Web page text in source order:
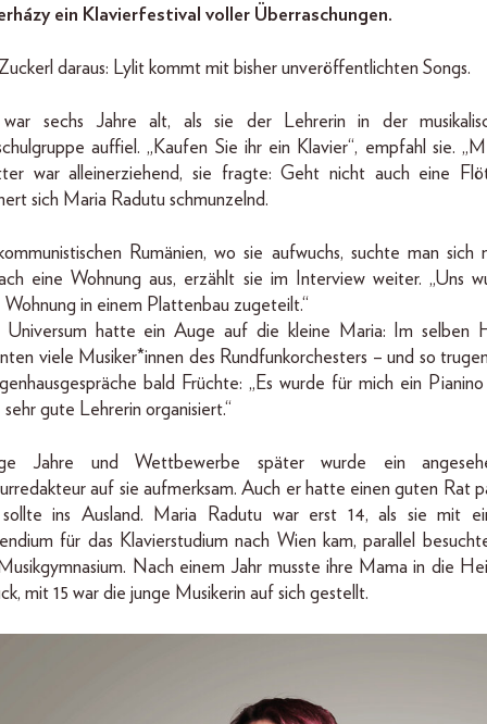
ein Klavierfestival voller Überraschungen.
daraus: Lylit kommt mit bisher unveröffentlichten Songs.
sechs Jahre alt, als sie der Lehrerin in der
auffiel. „Kaufen Sie ihr ein Klavier“, empfahl sie.
war alleinerziehend, sie fragte: Geht nicht auch eine
sich Maria Radutu schmunzelnd.
Rumänien, wo sie aufwuchs, suchte man sich
eine Wohnung aus, erzählt sie im Interview weiter. „Uns
Wohnung in einem Plattenbau zugeteilt.“
Universum hatte ein Auge auf die kleine Maria: Im selben
viele Musiker*innen des Rundfunk­orchesters – und so
bald Früchte: „Es wurde für mich ein
sehr gute Lehrerin organisiert.“
Jahre und Wettbewerbe später wurde ein
auf sie aufmerksam. Auch er hatte einen guten Rat
ins Ausland. Maria Radutu war erst 14, als sie mit
für das Klavierstudium nach Wien kam, parallel
Nach einem Jahr musste ihre Mama in die
mit 15 war die junge Musikerin auf sich gestellt.